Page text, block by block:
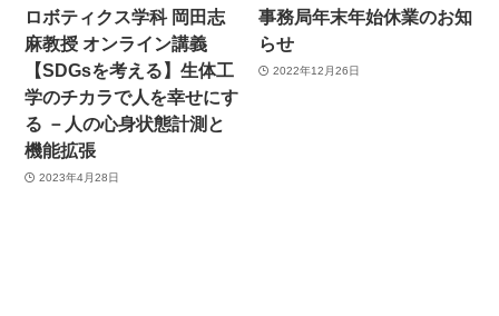
ロボティクス学科 岡田志
麻教授 オンライン講義
【SDGsを考える】生体工
学のチカラで人を幸せにす
る －人の心身状態計測と
機能拡張
2023年4月28日
事務局年末年始休業のお知
らせ
2022年12月26日